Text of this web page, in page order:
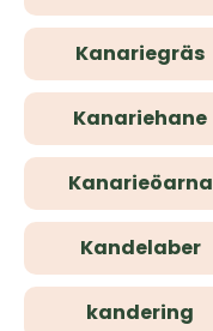
Kanariegräs
Kanariehane
Kanarieöarna
Kandelaber
kandering